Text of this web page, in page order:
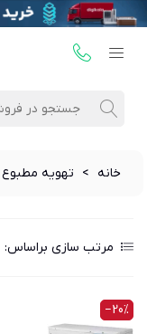
خانه > تهویه مطبوع
مرتب سازی براساس:
‎−20%